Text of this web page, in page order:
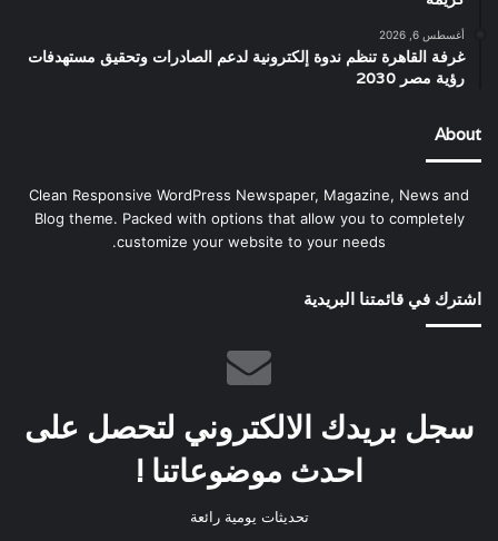
أغسطس 6, 2026
غرفة القاهرة تنظم ندوة إلكترونية لدعم الصادرات وتحقيق مستهدفات
رؤية مصر 2030
About
Clean Responsive WordPress Newspaper, Magazine, News and
Blog theme. Packed with options that allow you to completely
customize your website to your needs.
اشترك في قائمتنا البريدية
سجل بريدك الالكتروني لتحصل على
احدث موضوعاتنا !
تحديثات يومية رائعة